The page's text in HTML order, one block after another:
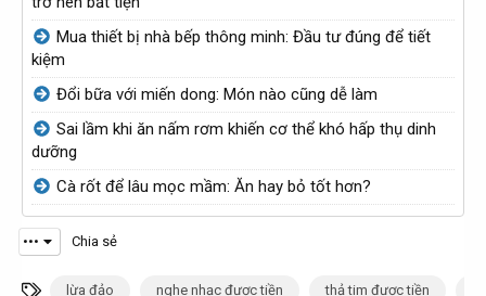
t
ạ
o
b
ở
i
ử
t
o
b
ở
ử
Mua thiết bị nhà bếp thông minh: Đầu tư đúng để tiết
kiệm
Đổi bữa với miến dong: Món nào cũng dễ làm
Sai lầm khi ăn nấm rơm khiến cơ thể khó hấp thụ dinh
dưỡng
Cà rốt để lâu mọc mầm: Ăn hay bỏ tốt hơn?
••• Chia sẻ
T
lừa đảo nghe nhạc được tiền thả tim được tiền